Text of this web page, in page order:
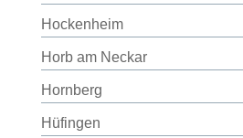
Hockenheim
Horb am Neckar
Hornberg
Hüfingen